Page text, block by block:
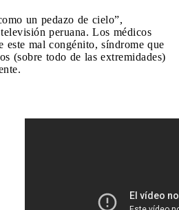
un pedazo de cielo”,
peruana. Los médicos
este mal congénito, síndrome que
(sobre todo de las extremidades)